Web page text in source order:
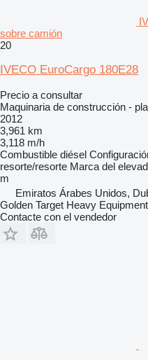
sobre camión
20
IVECO EuroCargo 180E28
Precio a consultar
Maquinaria de construcción -
2012
3,961 km
3,118 m/h
Combustible diésel
resorte/resorte Marca del
m
Emiratos Árabes Unidos,
Golden Target Heavy
Contacte con el vendedor